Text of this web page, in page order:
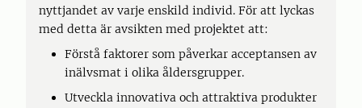
nyttjandet av varje enskild individ. För att lyckas
med detta är avsikten med projektet att:
Förstå faktorer som påverkar acceptansen av
inälvsmat i olika åldersgrupper.
Utveckla innovativa och attraktiva produkter